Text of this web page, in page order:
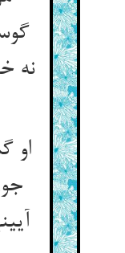
نه
او